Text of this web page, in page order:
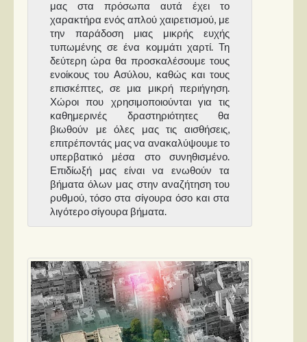
μας στα πρόσωπα αυτά έχει το
χαρακτήρα ενός απλού χαιρετισμού, με
την παράδοση μιας μικρής ευχής
τυπωμένης σε ένα κομμάτι χαρτί. Τη
δεύτερη ώρα θα προσκαλέσουμε τους
ενοίκους του Ασύλου, καθώς και τους
επισκέπτες, σε μια μικρή περιήγηση.
Χώροι που χρησιμοποιούνται για τις
καθημερινές δραστηριότητες θα
βιωθούν με όλες μας τις αισθήσεις,
επιτρέποντάς μας να ανακαλύψουμε το
υπερβατικό μέσα στο συνηθισμένο.
Επιδίωξή μας είναι να ενωθούν τα
βήματα όλων μας στην αναζήτηση του
ρυθμού, τόσο στα σίγουρα όσο και στα
λιγότερο σίγουρα βήματα.